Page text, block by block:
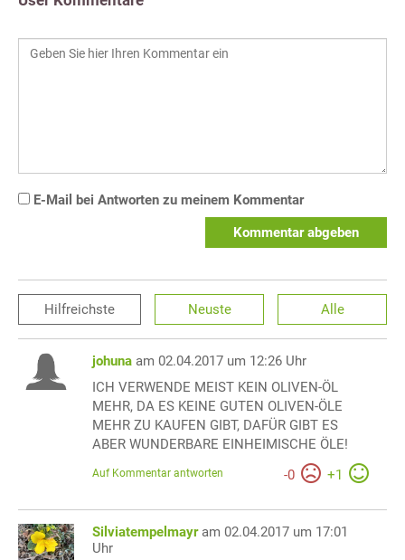
E-Mail bei Antworten zu meinem Kommentar
Kommentar abgeben
Hilfreichste Neuste Alle
johuna am 02.04.2017 um 12:26 Uhr
ICH VERWENDE MEIST KEIN OLIVEN-ÖL
MEHR, DA ES KEINE GUTEN OLIVEN-ÖLE
MEHR ZU KAUFEN GIBT, DAFÜR GIBT ES
ABER WUNDERBARE EINHEIMISCHE ÖLE!
-0 +1
Auf Kommentar antworten
Silviatempelmayr am 02.04.2017 um 17:01
Uhr